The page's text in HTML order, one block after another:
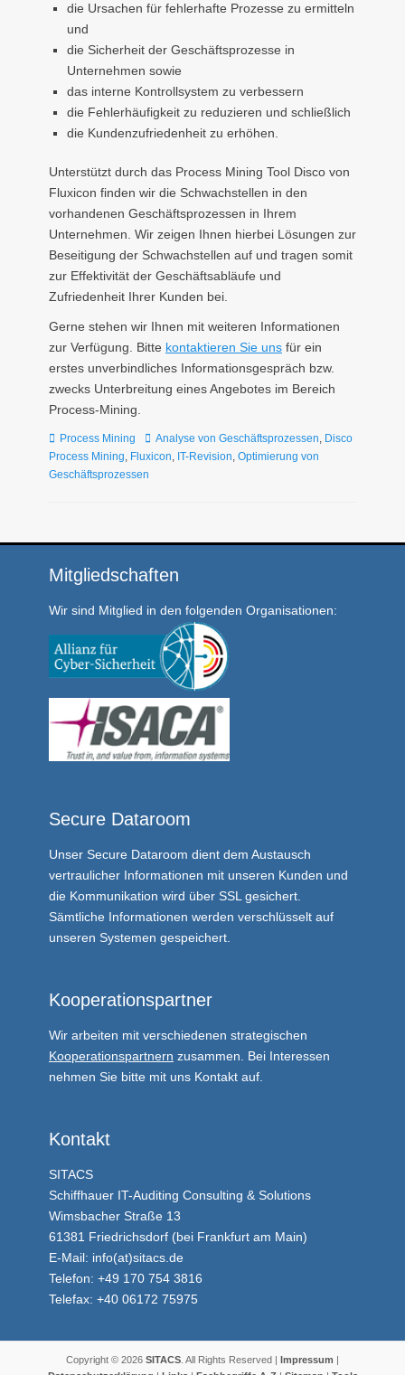
die Ursachen für fehlerhafte Prozesse zu ermitteln
und
die Sicherheit der Geschäftsprozesse in
Unternehmen sowie
das interne Kontrollsystem zu verbessern
die Fehlerhäufigkeit zu reduzieren und schließlich
die Kundenzufriedenheit zu erhöhen.
Unterstützt durch das Process Mining Tool Disco von
Fluxicon finden wir die Schwachstellen in den
vorhandenen Geschäftsprozessen in Ihrem
Unternehmen. Wir zeigen Ihnen hierbei Lösungen zur
Beseitigung der Schwachstellen auf und tragen somit
zur Effektivität der Geschäftsabläufe und
Zufriedenheit Ihrer Kunden bei.
Gerne stehen wir Ihnen mit weiteren Informationen
zur Verfügung. Bitte kontaktieren Sie uns für ein
erstes unverbindliches Informationsgespräch bzw.
zwecks Unterbreitung eines Angebotes im Bereich
Process-Mining.
Kategorien
Process Mining TagsAnalyse von Geschäftsprozessen, Disco
Process Mining, Fluxicon, IT-Revision, Optimierung von
Geschäftsprozessen
Mitgliedschaften
Wir sind Mitglied in den folgenden Organisationen:
Secure Dataroom
Unser Secure Dataroom dient dem Austausch
vertraulicher Informationen mit unseren Kunden und
die Kommunikation wird über SSL gesichert.
Sämtliche Informationen werden verschlüsselt auf
unseren Systemen gespeichert.
Kooperationspartner
Wir arbeiten mit verschiedenen strategischen
Kooperationspartnern zusammen. Bei Interessen
nehmen Sie bitte mit uns Kontakt auf.
Kontakt
SITACS
Schiffhauer IT-Auditing Consulting & Solutions
Wimsbacher Straße 13
61381 Friedrichsdorf (bei Frankfurt am Main)
E-Mail: info(at)sitacs.de
Telefon: +49 170 754 3816
Telefax: +40 06172 75975
Copyright © 2026 SITACS . All Rights Reserved | Impressum |